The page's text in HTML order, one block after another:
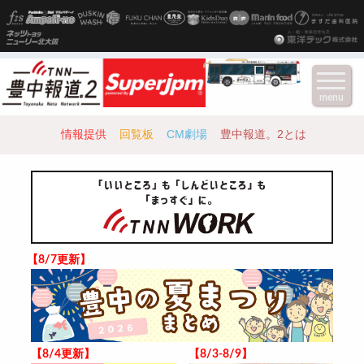
情報提供 回覧板 CM劇場 豊中報道。2とは
【8/7更新】
【8/4更新】 【8/3-8/9】
menu